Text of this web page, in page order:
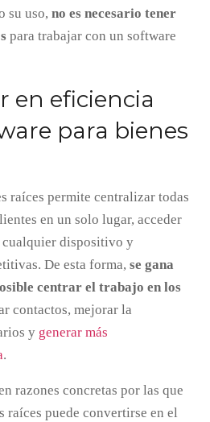
su uso, no es necesario tener
para trabajar con un software
en eficiencia
para bienes
raíces permite centralizar todas
en un solo lugar, acceder
dispositivo y
De esta forma, se gana
centrar el trabajo en los
contactos, mejorar la
y generar más
.
razones concretas por las que
raíces puede convertirse en el